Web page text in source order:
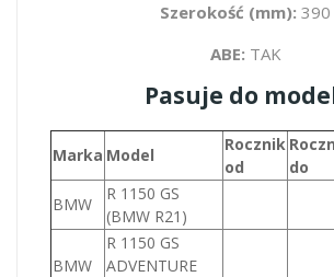
Szerokość (mm): 390
ABE: TAK
Pasuje do
Marka Model
Rocznik
od
do
BMW
R 1150 GS
(BMW R21)
BMW
R 1150 GS
ADVENTURE